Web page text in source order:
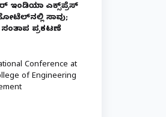
ಇಂಡಿಯಾ ಎಕ್ಸ್‌ಪ್ರೆಸ್
ಸಾವು;
ಪ್ರಕಟಣೆ
Conference at
of Engineering